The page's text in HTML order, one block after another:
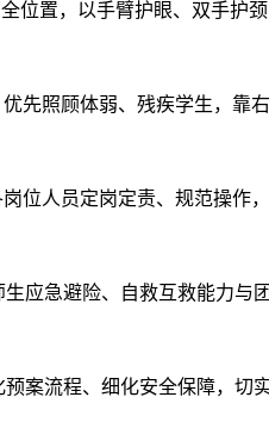
位置，以手臂护眼、双手护
先照顾体弱、残疾学生，靠
位人员定岗定责、规范操作
应急避险、自救互救能力与
案流程、细化安全保障，切